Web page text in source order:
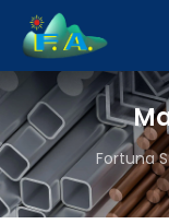
Fortuna